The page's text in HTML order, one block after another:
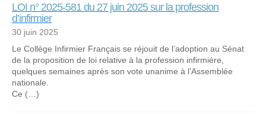
LOI n° 2025-581 du 27 juin 2025 sur la profession
d’infirmier
30 juin 2025
Le Collège Infirmier Français se réjouit de l’adoption au Sénat
de la proposition de loi relative à la profession infirmière,
quelques semaines après son vote unanime à l’Assemblée
nationale.
Ce (…)